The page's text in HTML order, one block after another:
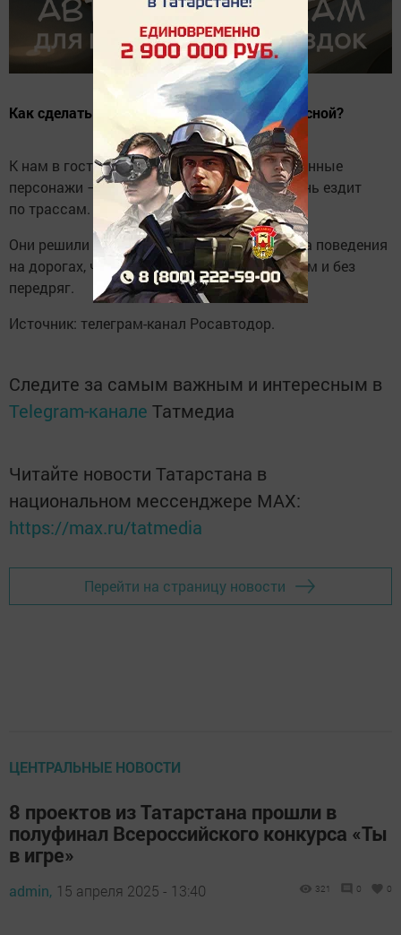
Как сделать поездку на автомобиле безопасной?
К нам в гости вновь зашли мультипликационные
персонажи — на этот раз те, кто каждый день ездит
по трассам.
Они решили напомнить про важные правила поведения
на дорогах, чтобы ваш путь был безопасным и без
передряг.
Источник: телеграм-канал Росавтодор.
Следите за самым важным и интересным в
Telegram-канале Татмедиа
Читайте новости Татарстана в
национальном мессенджере MАХ:
https://max.ru/tatmedia
Перейти на страницу новости
ЦЕНТРАЛЬНЫЕ НОВОСТИ
8 проектов из Татарстана прошли в
полуфинал Всероссийского конкурса «Ты
в игре»
admin, 15 апреля 2025 - 13:40 321 0 0